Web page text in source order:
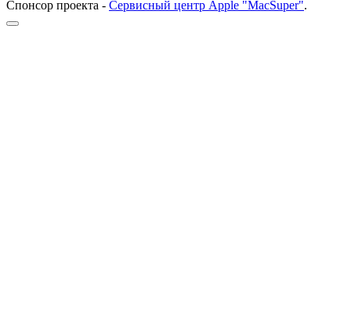
Спонсор проекта - Сервисный центр Apple "MacSuper".